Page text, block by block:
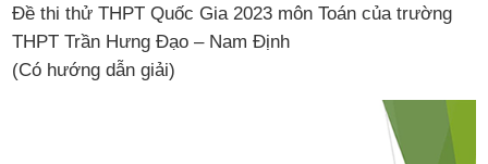
Đề thi thử THPT Quốc Gia 2023 môn Toán của trường
THPT Trần Hưng Đạo – Nam Định
(Có hướng dẫn giải)